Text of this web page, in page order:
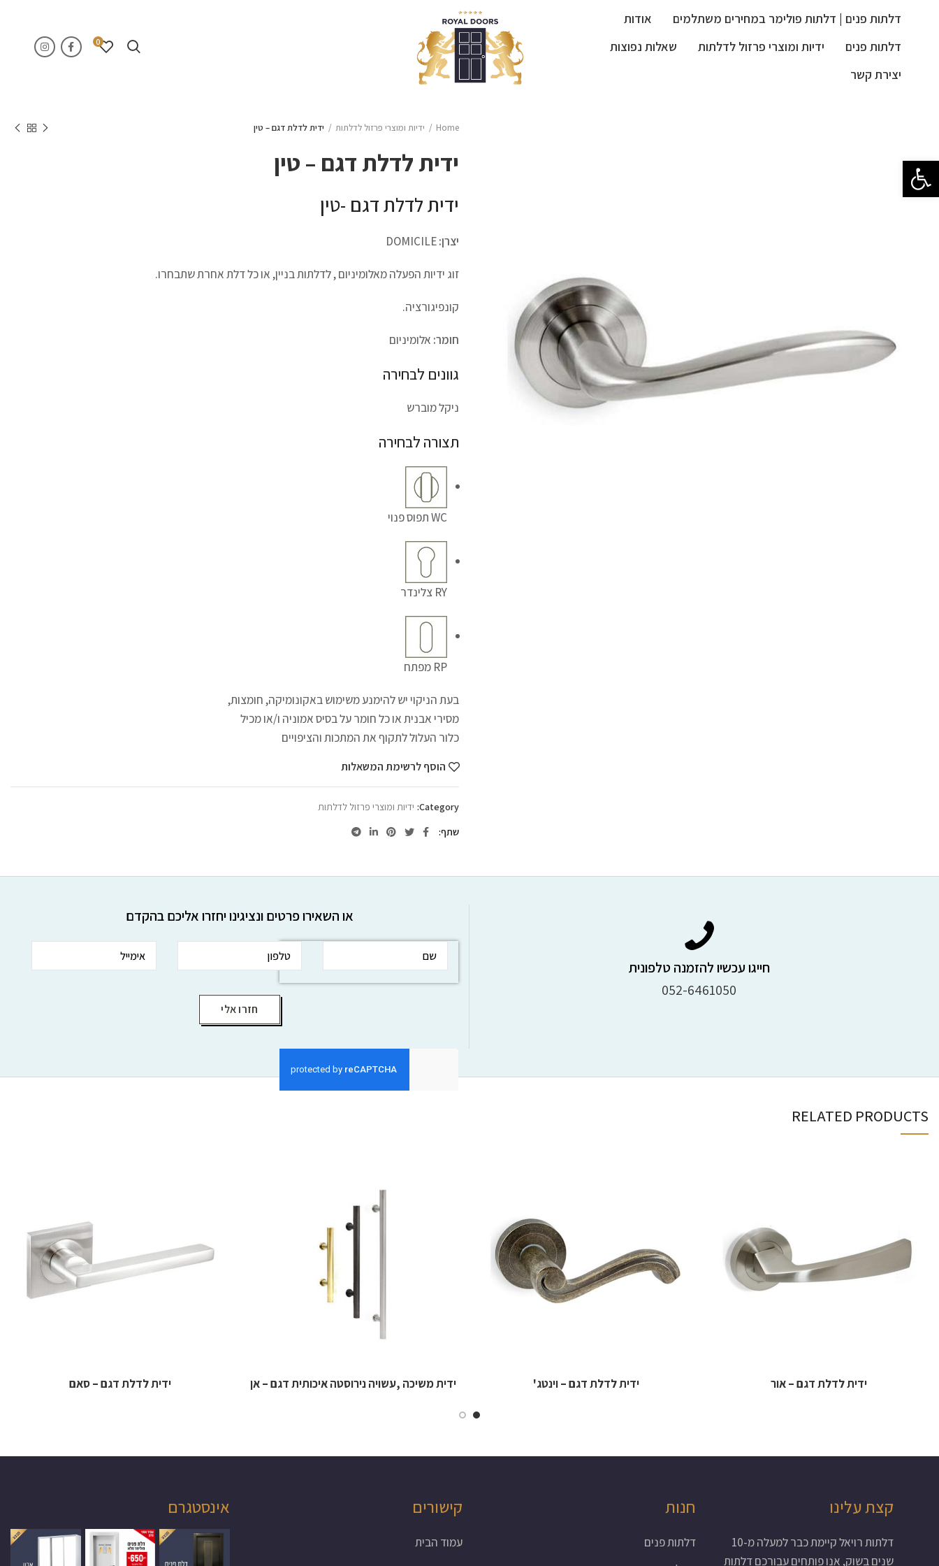
פתח סרגל נגישות
דלתות פנים | דלתות פולימר במחירים משתלמים
אודות
דלתות פנים
ידיות ומוצרי פרזול לדלתות
שאלות נפוצות
יצירת קשר
0
Home ידיות ומוצרי פרזול לדלתות ידית לדלת דגם – טין
ידית לדלת דגם – טין
ידית לדלת דגם -טין
יצרן:
זוג ידיות הפעלה מאלומיניום , לדלתות בניין, או כל דלת אחרת שתבחרו.
קונפיגורציה.
חומר: אלומיניום
גוונים לבחירה
ניקל מוברש
תצורה לבחירה
WC תפוס פנוי
RY צלינדר
RP מפתח
בעת הניקוי יש להימנע משימוש באקונומיקה, חומצות,
מסירי אבנית או כל חומר על בסיס אמוניה ו/או מכיל
כלור העלול לתקוף את המתכות והציפויים
הוסף לרשימת המשאלות
Category: ידיות ומוצרי פרזול לדלתות
שתף
חייגו עכשיו להזמנה טלפונית
052-6461050
או השאירו פרטים ונציגינו יחזרו אליכם בהקדם
RELATED PRODUCTS
ידית לדלת דגם – אור ידית לדלת דגם – וינטג' ידית משיכה ,עשויה נירוסטה איכותית דגם – אן ידית לדלת דגם – סאם
קצת עלינו
דלתות רויאל קיימת כבר למעלה מ-10
שנים בשוק, אנו פותחים עבורכם דלתות
חנות
דלתות פנים
קישורים
עמוד הבית
אינסטגרם